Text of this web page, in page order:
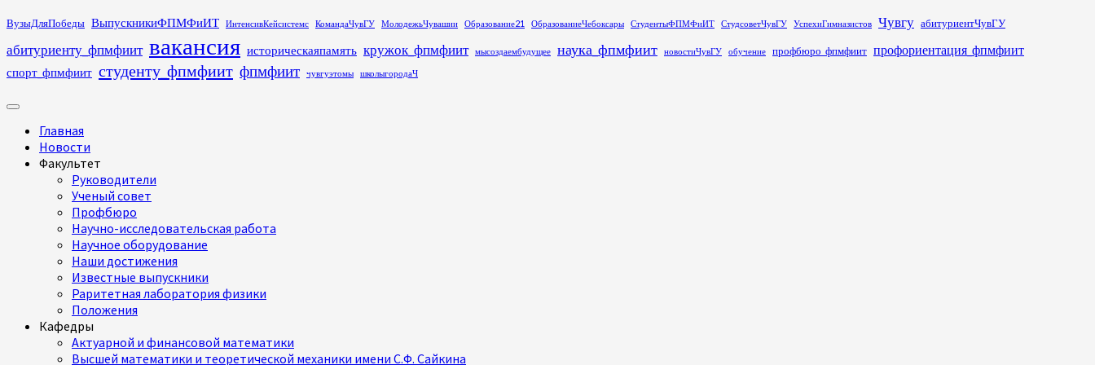
Перейти
содержимому
ВузыДляПобеды ВыпускникиФПМФиИТ ИнтенсивКейсистемс КомандаЧувГУ МолодежьЧувашии Образование21 ОбразованиеЧебоксары СтудентыФПМФиИТ СтудсоветЧувГУ УспехиГимназистов Чувгу абитуриентЧувГУ
абитуриенту_фпмфиит вакансия историческаяпамять кружок_фпмфиит мысоздаембудущее наука_фпмфиит новостиЧувГУ обучение профбюро_фпмфиит профориентация_фпмфиит
спорт_фпмфиит студенту_фпмфиит фпмфиит чувгуэтомы школыгородаЧ
Основное
Главная
Новости
Факультет
Руководители
Ученый совет
Профбюро
Научно-исследовательская работа
Научное оборудование
Наши достижения
Известные выпускники
Раритетная лаборатория физики
Положения
Кафедры
Актуарной и финансовой математики
Высшей математики и теоретической механики имени С.Ф. Сайкина